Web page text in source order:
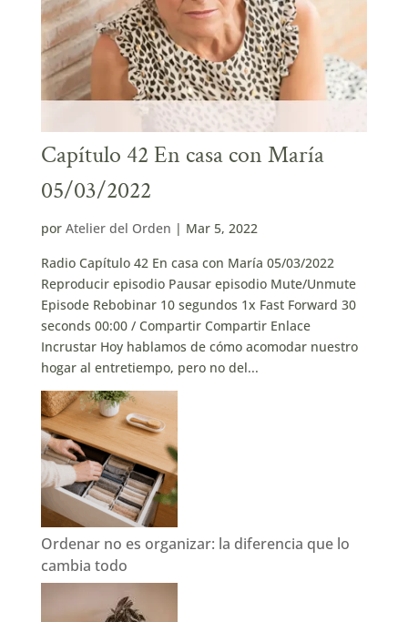
Capítulo 42 En casa con María
05/03/2022
por Atelier del Orden | Mar 5, 2022
Radio Capítulo 42 En casa con María 05/03/2022
Reproducir episodio Pausar episodio Mute/Unmute
Episode Rebobinar 10 segundos 1x Fast Forward 30
seconds 00:00 / Compartir Compartir Enlace
Incrustar Hoy hablamos de cómo acomodar nuestro
hogar al entretiempo, pero no del...
Ordenar no es organizar: la diferencia que lo
cambia todo